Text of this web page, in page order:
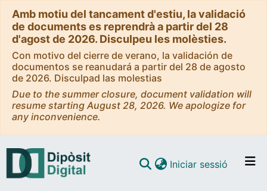
Amb motiu del tancament d'estiu, la validació
de documents es reprendrà a partir del 28
d'agost de 2026. Disculpeu les molèsties.
Con motivo del cierre de verano, la validación de
documentos se reanudará a partir del 28 de agosto
de 2026. Disculpad las molestias
Due to the summer closure, document validation will
resume starting August 28, 2026. We apologize for
any inconvenience.
Iniciar sessió (current)